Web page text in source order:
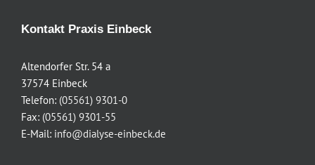
Kontakt Praxis Einbeck
Altendorfer Str. 54 a
37574 Einbeck
Telefon: (05561) 9301-0
Fax: (05561) 9301-55
E-Mail: info@dialyse-einbeck.de